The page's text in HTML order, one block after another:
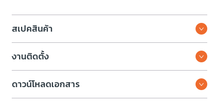
สเปคสินค้า
งานติดตั้ง
ดาวน์โหลดเอกสาร